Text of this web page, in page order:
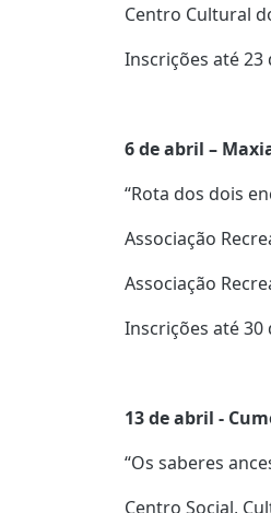
Centro
Inscrições até 23
6 de abril –
“Rota dos dois
Associação
Associação
Inscrições até 30
13 de abril -
“Os saberes
Centro Social,